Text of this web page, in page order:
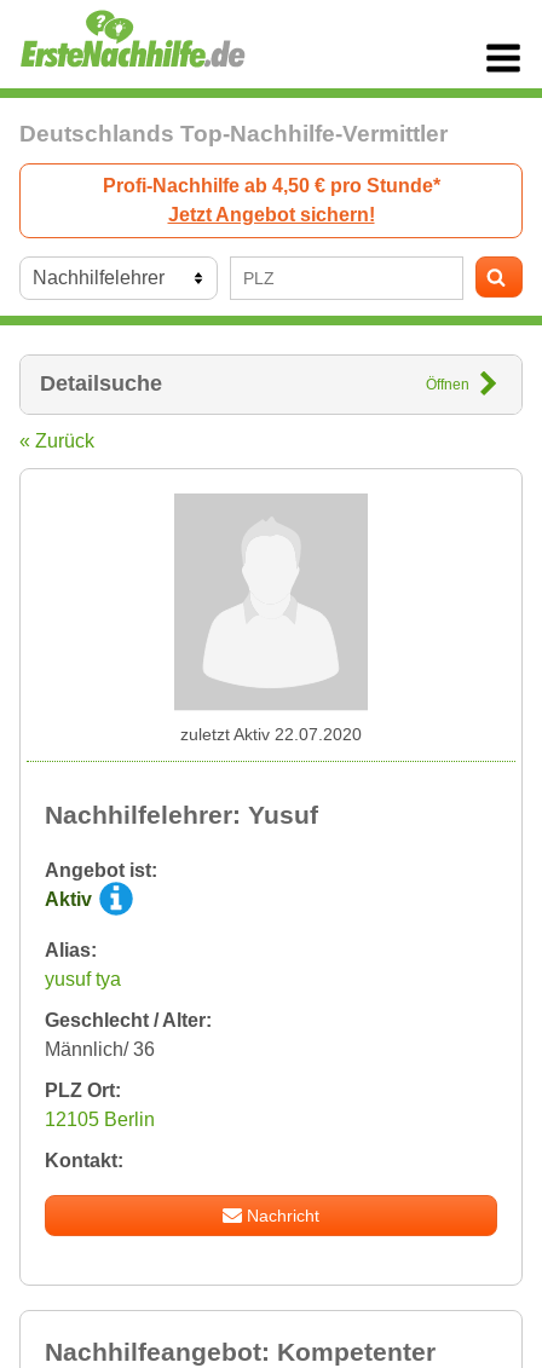
Deutschlands Top-Nachhilfe-Vermittler
Profi-Nachhilfe ab 4,50 € pro Stunde*
Jetzt Angebot sichern!
Detailsuche Öffnen
« Zurück
Nachhilfelehrer: Yusuf
Angebot ist:
Aktiv
Alias:
yusuf tya
Geschlecht / Alter:
Männlich/ 36
PLZ Ort:
12105 Berlin
Kontakt:
Nachricht
zuletzt Aktiv 22.07.2020
Nachhilfeangebot: Kompetenter